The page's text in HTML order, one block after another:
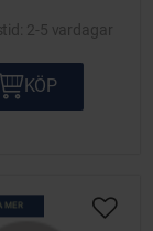
2-5 vardagar
KÖP
MER
Lägg